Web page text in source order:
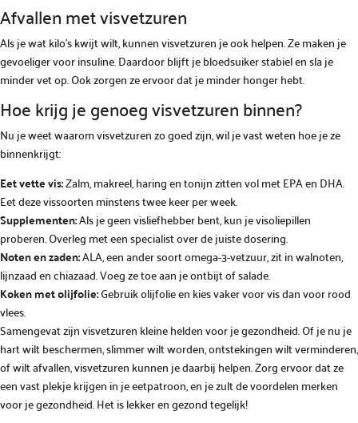
Afvallen met visvetzuren
Als je wat kilo’s kwijt wilt, kunnen visvetzuren je ook helpen. Ze maken je
gevoeliger voor insuline. Daardoor blijft je bloedsuiker stabiel en sla je
minder vet op. Ook zorgen ze ervoor dat je minder honger hebt.
Hoe krijg je genoeg visvetzuren binnen?
Nu je weet waarom visvetzuren zo goed zijn, wil je vast weten hoe je ze
binnenkrijgt:
Eet vette vis:Zalm, makreel, haring en tonijn zitten vol met EPA en DHA.
Eet deze vissoorten minstens twee keer per week.
Supplementen:Als je geen visliefhebber bent, kun je visoliepillen
proberen. Overleg met een specialist over de juiste dosering.
Noten en zaden:ALA, een ander soort omega-3-vetzuur, zit in walnoten,
lijnzaad en chiazaad. Voeg ze toe aan je ontbijt of salade.
Koken met olijfolie:Gebruik olijfolie en kies vaker voor vis dan voor rood
vlees.
Samengevat zijn visvetzuren kleine helden voor je gezondheid. Of je nu je
hart wilt beschermen, slimmer wilt worden, ontstekingen wilt verminderen,
of wilt afvallen, visvetzuren kunnen je daarbij helpen. Zorg ervoor dat ze
een vast plekje krijgen in je eetpatroon, en je zult de voordelen merken
voor je gezondheid. Het is lekker en gezond tegelijk!